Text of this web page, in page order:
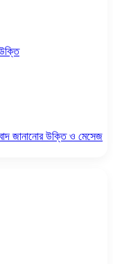
জানানোর উক্তি ও মেসেজ